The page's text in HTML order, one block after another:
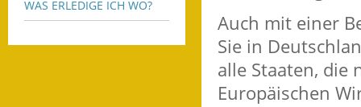
WAS ERLEDIGE ICH WO?
Auch mit einer
Sie in
alle Staaten, die
Europäischen